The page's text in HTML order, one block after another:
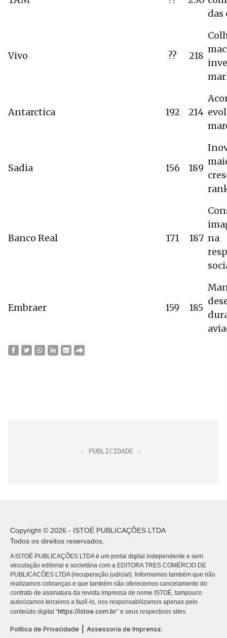
das
Vivo ?? 218
Antarctica 192 214
Sadia 156 189
Banco Real 171 187 na
Embraer 159 185
Copyright © 2026 - ISTOÉ PUBLICAÇÕES LTDA
Todos os direitos reservados.
A ISTOÉ PUBLICAÇÕES LTDA é um portal digital independente e sem
vinculação editorial e societária com a EDITORA TRES COMÉRCIO DE
PUBLICACÕES LTDA (recuperação judicial). Informamos também que não
realizamos cobranças e que também não oferecemos cancelamento do
contrato de assinatura da revista impressa de nome ISTOÉ, tampouco
autorizamos terceiros a fazê-lo, nos responsabilizamos apenas pelo
conteúdo digital “https://istoe.com.br” e seus respectivos sites.
Política de Privacidade | Assessoria de Imprensa: